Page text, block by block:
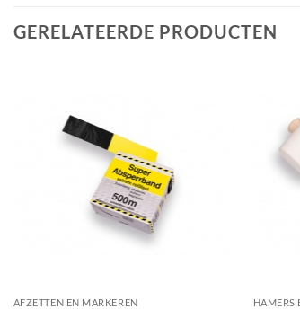
GERELATEERDE PRODUCTEN
AFZETTEN EN MARKEREN HAMERS